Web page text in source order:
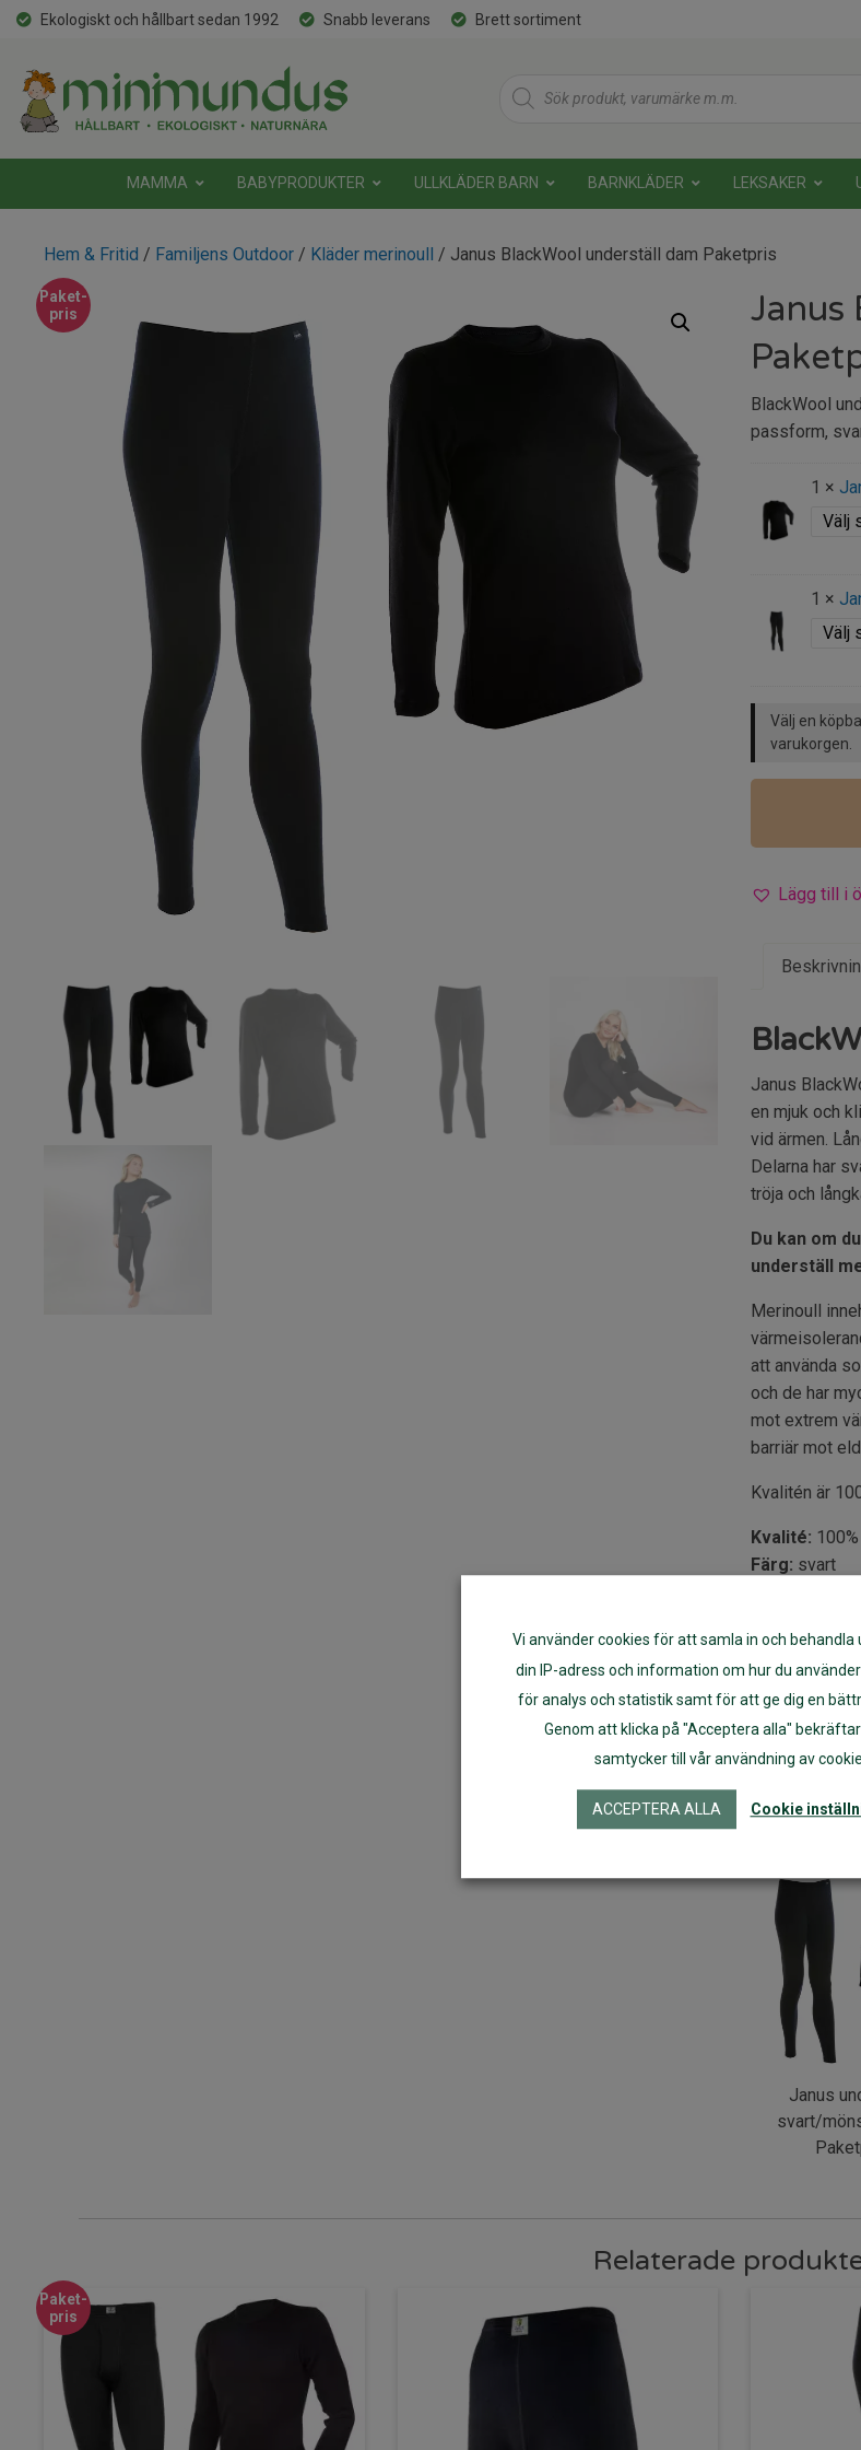
Ekologiskt och hållbart sedan 1992 Snabb leverans Brett sortiment
Products
search
MAMMA BABYPRODUKTER ULLKLÄDER BARN BARNKLÄDER LEKSAKER
Hem & Fritid / Familjens Outdoor / Kläder merinoull / Janus BlackWool underställ dam Paketpris
Paket-
pris
Janus
BlackWool
passform,
1 ×
1 ×
Välj en
varukorgen.
Lägg till i
Janus
en mjuk och
vid ärmen.
Delarna har
tröja och
Du kan om
underställ
Merinoull
att använda
och de har
mot extrem
barriär mot
Kvalitén är
Kvalité:
Färg: svart
mjukmedel.
tid bör det
Paketpris:
Artikelnr:
Janus
svart/
Relaterade
Paket-
pris
Vi använder cookies för att samla in och
din IP-adress och information om hur du
för analys och statistik samt för att ge dig en
Genom att klicka på "Acceptera alla"
samtycker till vår användning av
ACCEPTERA ALLA Cookie